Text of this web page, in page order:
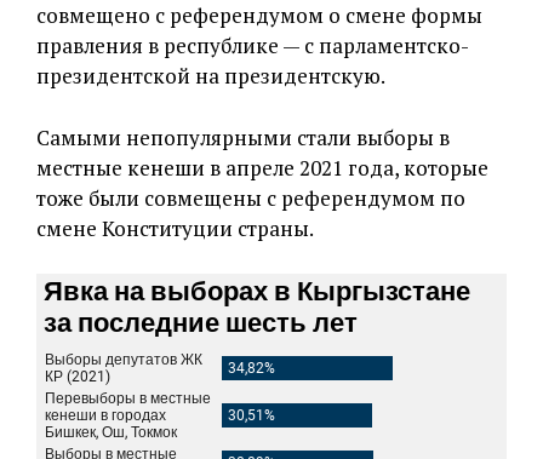
совмещено с референдумом о смене формы
правления в республике — с парламентско-
президентской на президентскую.
Самыми непопулярными стали выборы в
местные кенеши в апреле 2021 года, которые
тоже были совмещены с референдумом по
смене Конституции страны.